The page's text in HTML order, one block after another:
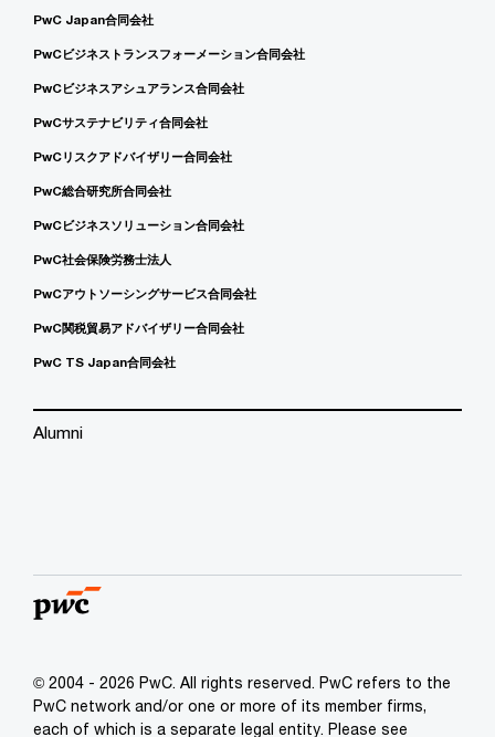
PwC Japan合同会社
PwCビジネストランスフォーメーション合同会社
PwCビジネスアシュアランス合同会社
PwCサステナビリティ合同会社
PwCリスクアドバイザリー合同会社
PwC総合研究所合同会社
PwCビジネスソリューション合同会社
PwC社会保険労務士法人
PwCアウトソーシングサービス合同会社
PwC関税貿易アドバイザリー合同会社
PwC TS Japan合同会社
Alumni
© 2004 - 2026 PwC. All rights reserved. PwC refers to the
PwC network and/or one or more of its member firms,
each of which is a separate legal entity. Please see